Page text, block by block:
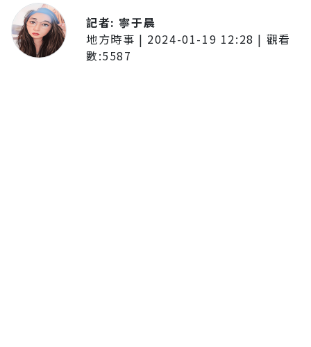
記者: 寧于晨
地方時事 | 2024-01-19 12:28 | 觀看
數:5587